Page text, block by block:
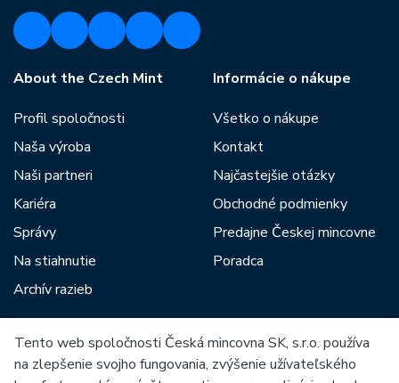
About the Czech Mint
Profil spoločnosti
Naša výroba
Naši partneri
Kariéra
Správy
Na stiahnutie
Archív razieb
Informácie o nákupe
Všetko o nákupe
Kontakt
Najčastejšie otázky
Obchodné podmienky
Predajne Českej mincovne
Poradca
Medzi našich partnerov patria:
Tento web spoločnosti Česká mincovna SK, s.r.o. používa
na zlepšenie svojho fungovania, zvýšenie užívateľského